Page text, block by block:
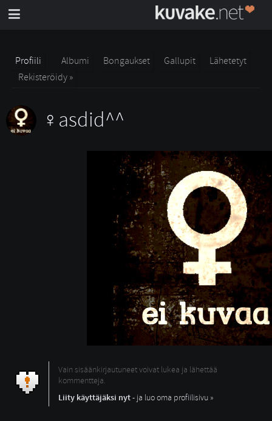
Profiili Albumi Bongaukset Gallupit
Lähetetyt
Rekisteröidy »
asdid^^
Vain sisäänkirjautuneet voivat lukea ja lähettää
kommentteja.
Liity käyttäjäksi nyt- ja luo oma profiilisivu »